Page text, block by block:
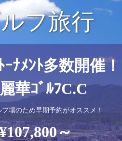
フ旅行
ﾅﾒﾝﾄ多数開催！
華ｺﾞﾙﾌC.C
フ場のため早期予約がオススメ！
～